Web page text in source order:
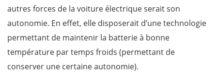
autres forces de la voiture électrique serait son
autonomie. En effet, elle disposerait d’une technologie
permettant de maintenir la batterie à bonne
température par temps froids (permettant de
conserver une certaine autonomie).